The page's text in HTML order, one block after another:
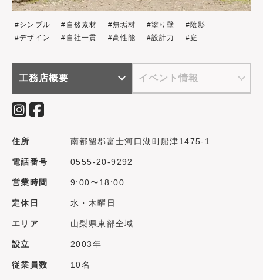
シンプル 自然素材 無垢材 塗り壁
陰影
デザイン
自社一貫 高性能 設計力 庭
工務店概要 イベント情報
住所 南都留郡富士河口湖町船津1475‐1
電話番号 0555-20-9292
営業時間 9:00〜18:00
定休日 水・木曜日
エリア 山梨県東部全域
設立 2003年
従業員数 10名